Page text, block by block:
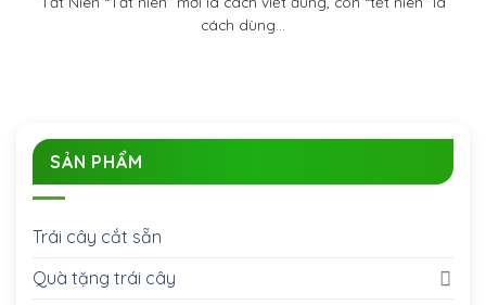
cách dùng...
SẢN PHẨM
Trái cây cắt sẵn
Quà tặng trái cây